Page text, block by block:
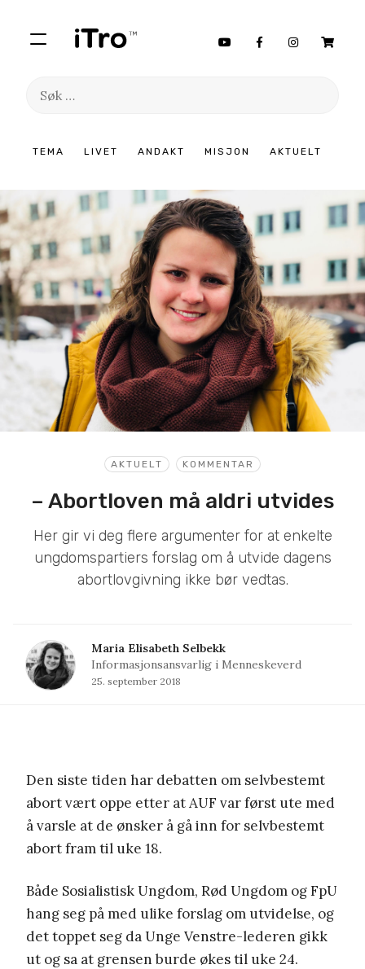
TEMA LIVET ANDAKT MISJON AKTUELT
Søk
innhold
AKTUELT KOMMENTAR
– Abortloven må aldri utvides
Her gir vi deg flere argumenter for at enkelte
ungdomspartiers forslag om å utvide dagens
abortlovgivning ikke bør vedtas.
Maria Elisabeth Selbekk
Informasjonsansvarlig i Menneskeverd
25. september 2018
Den siste tiden har debatten om selvbestemt
abort vært oppe etter at AUF var først ute med
å varsle at de ønsker å gå inn for selvbestemt
abort fram til uke 18.
Både Sosialistisk Ungdom, Rød Ungdom og FpU
hang seg på med ulike forslag om utvidelse, og
det toppet seg da Unge Venstre-lederen gikk
ut og sa at grensen burde økes til uke 24.